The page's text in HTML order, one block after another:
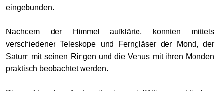
eingebunden.
Nachdem der Himmel aufklärte, konnten mittels
verschiedener Teleskope und Ferngläser der Mond, der
Saturn mit seinen Ringen und die Venus mit ihren Monden
praktisch beobachtet werden.